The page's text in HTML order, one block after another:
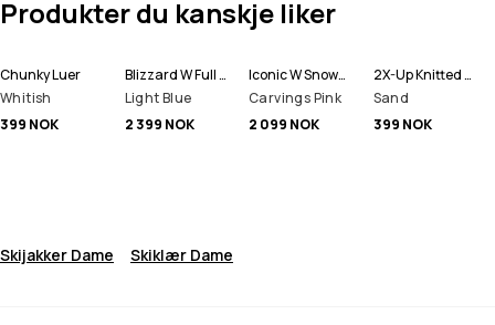
Produkter du kanskje liker
Chunky Luer
Whitish
399 NOK
Blizzard W Full Zip Snowboardjakke Dame
Light Blue
2 399 NOK
Iconic W Snowboardbukse Dame
Carvings Pink
2 099 NOK
2X-Up Knitted Ansiktsmasker
Sand
399 NOK
Skijakker Dame Skiklær Dame